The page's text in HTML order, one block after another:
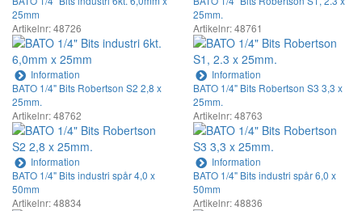
25mm
Artikelnr: 48726
Information
25mm.
Artikelnr: 48761
Information
BATO 1/4" Bits Robertson S2 2,8 x
25mm.
Artikelnr: 48762
Information
BATO 1/4" Bits Robertson S3 3,3 x
25mm.
Artikelnr: 48763
Information
BATO 1/4" Bits industri spår 4,0 x
50mm
Artikelnr: 48834
BATO 1/4" Bits industri spår 6,0 x
50mm
Artikelnr: 48836